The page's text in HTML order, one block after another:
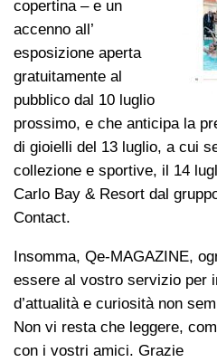
copertina – e un
accenno all’
esposizione aperta
gratuitamente al
pubblico dal 10 luglio
prossimo, e che anticipa la
di gioielli del 13 luglio, a cui
collezione e sportive, il 14
Carlo Bay & Resort dal
Contact.
Insomma, Qe-MAGAZINE,
essere al vostro servizio per
d’attualità e curiosità non
Non vi resta che leggere,
con i vostri amici. Grazie